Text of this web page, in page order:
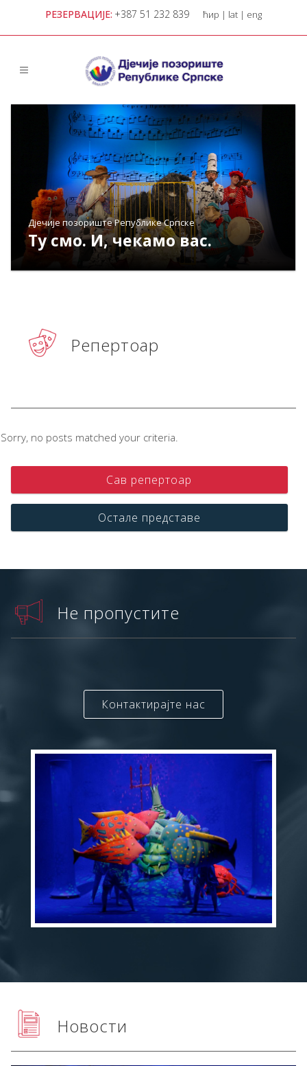
РЕЗЕРВАЦИЈЕ: +387 51 232 839 ћир | lat | eng
Дјечије позориште Републике Српске
Ту смо. И, чекамо вас.
Репертоар
Sorry, no posts matched your criteria.
Сав репертоар
Остале представе
Не пропустите
Контактирајте нас
Новости